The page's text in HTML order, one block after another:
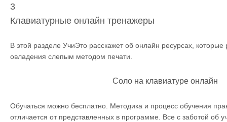
3
Клавиатурные онлайн тренажеры
В этой разделе УчиЭто расскажет об онлайн ресурсах, которые
овладения слепым методом печати.
Соло на клавиатуре онлайн
Обучаться можно бесплатно. Методика и процесс обучения
отличается от представленных в программе. Все с заботой об